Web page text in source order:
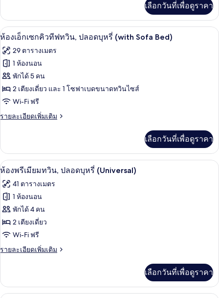
ทีฟ
ทวิน,
ปลอด
บุหรี่
เกี่ยว
กับ
ห้อง
เซก
คิว
ทวิ
น,
ปลอด
บุหรี่
เลือกวันที่เพื่อดูราคา
เปิด
ภาพถ่าย
ทั้งหมด
ของ
ห้อง
เอ็ก
เซก
ทีฟ
ทวิน,
ปลอด
บุหรี่
(with
Sofa
Bed)
รองเท้าสวมภายในห้อง, โถสุขภัณฑ์แบ
9
ห้องเอ็กเซกคิวทีฟทวิน, ปลอดบุหรี่ (with Sofa Bed)
29 ตารางเมตร
1 ห้องนอน
พักได้ 5 คน
2 เตียงเดี่ยว และ 1 โซฟาเบดขนาดทวินไซส์
Wi-Fi ฟรี
รายละเอียดเพิ่มเติม
ราย
เกี่ยว
กับ
ห้อง
เซก
คิว
ทวิ
น,
ปลอด
บุหรี่
(with
เลือกวันที่เพื่อดูราคา
เปิด
ภาพถ่าย
ทั้งหมด
ของ
ห้อง
พรีเมียม
ทวิน,
บุหรี่
(Universal)
8
ห้องพรีเมียมทวิน, ปลอดบุหรี่ (Universal)
41 ตารางเมตร
1 ห้องนอน
พักได้ 4 คน
2 เตียงเดี่ยว
Wi-Fi ฟรี
รายละเอียดเพิ่มเติม
ราย
เกี่ยว
กับ
เลือกวันที่เพื่อดูราคา